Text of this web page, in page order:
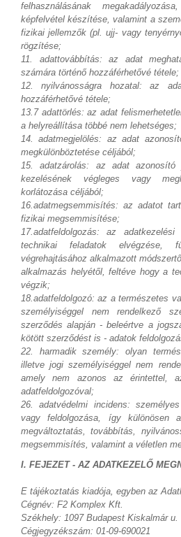
felhasználásának
képfelvétel készítése, valamint a
fizikai jellemzők (pl. ujj- vagy
rögzítése;
11. adattovábbítás: az adat
számára történő hozzáférhetővé tétele;
12. nyilvánosságra hozatal: az
hozzáférhetővé tétele;
13.7 adattörlés: az adat
a helyreállítása többé nem lehetséges;
14. adatmegjelölés: az adat
megkülönböztetése céljából;
15. adatzárolás: az adat azonosító
kezelésének végleges vagy
korlátozása céljából;
16.adatmegsemmisítés: az adatot
fizikai megsemmisítése;
17.adatfeldolgozás: az adatkezelési
technikai feladatok elvégzése,
végrehajtásához alkalmazott
alkalmazás helyétől, feltéve hogy a
végzik;
18.adatfeldolgozó: az a természetes
személyiséggel nem rendelkező
szerződés alapján - beleértve a
kötött szerződést is - adatok
22. harmadik személy: olyan
illetve jogi személyiséggel nem
amely nem azonos az érintettel,
adatfeldolgozóval;
26. adatvédelmi incidens:
vagy feldolgozása, így különösen
megváltoztatás, továbbítás,
megsemmisítés, valamint a véletlen
I. FEJEZET - AZ ADATKEZELŐ
E tájékoztatás kiadója, egyben az
Cégnév: F2 Komplex Kft.
Székhely: 1097 Budapest Kiskalmár u.
Cégjegyzékszám: 01-09-690021